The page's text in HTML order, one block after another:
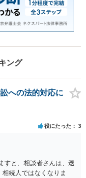
ング
への法的対応に
役にたった 3
すと、相談者さんは、遡
続人ではなくなりま